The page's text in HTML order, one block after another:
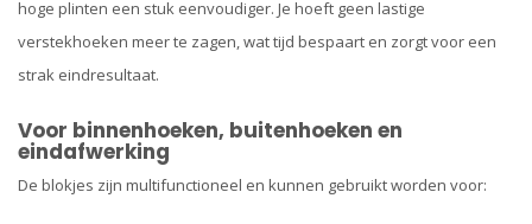
hoge plinten een stuk eenvoudiger. Je hoeft geen lastige
verstekhoeken meer te zagen, wat tijd bespaart en zorgt voor een
strak eindresultaat.
Voor binnenhoeken, buitenhoeken en
eindafwerking
De blokjes zijn multifunctioneel en kunnen gebruikt worden voor: